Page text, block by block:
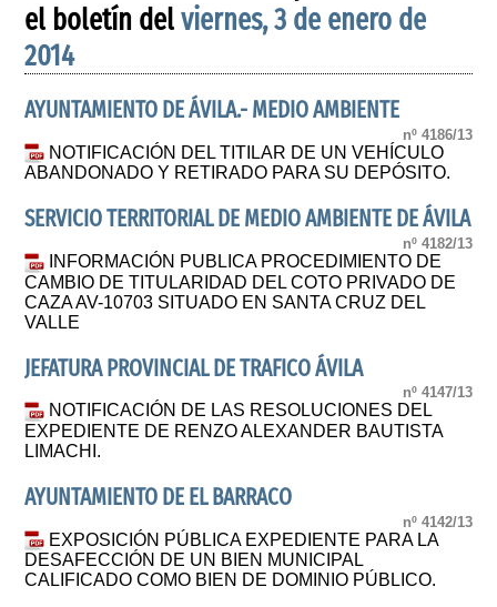
el boletín delviernes, 3 de enero de
2014
AYUNTAMIENTO DE ÁVILA.- MEDIO AMBIENTE
nº 4186/13
NOTIFICACIÓN DEL TITILAR DE UN VEHÍCULO
ABANDONADO Y RETIRADO PARA SU DEPÓSITO.
SERVICIO TERRITORIAL DE MEDIO AMBIENTE DE ÁVILA
nº 4182/13
INFORMACIÓN PUBLICA PROCEDIMIENTO DE
CAMBIO DE TITULARIDAD DEL COTO PRIVADO DE
CAZA AV-10703 SITUADO EN SANTA CRUZ DEL
VALLE
JEFATURA PROVINCIAL DE TRAFICO ÁVILA
nº 4147/13
NOTIFICACIÓN DE LAS RESOLUCIONES DEL
EXPEDIENTE DE RENZO ALEXANDER BAUTISTA
LIMACHI.
AYUNTAMIENTO DE EL BARRACO
nº 4142/13
EXPOSICIÓN PÚBLICA EXPEDIENTE PARA LA
DESAFECCIÓN DE UN BIEN MUNICIPAL
CALIFICADO COMO BIEN DE DOMINIO PÚBLICO.